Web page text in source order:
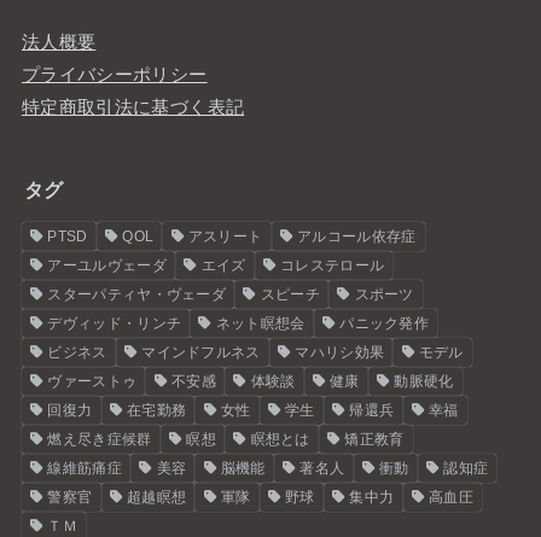
法人概要
プライバシーポリシー
特定商取引法に基づく表記
タグ
PTSD QOL アスリート
アルコール依存症
アーユルヴェーダ
エイズ
コレステロール
スターパティヤ・ヴェーダ
スピーチ
スポーツ
デヴィッド・リンチ
ネット瞑想会
パニック発作
ビジネス
マインドフルネス マハリシ効果
モデル
ヴァーストゥ
不安感 体験談 健康
動脈硬化
回復力
在宅勤務 女性 学生 帰還兵
幸福
燃え尽き症候群
瞑想 瞑想とは
矯正教育
線維筋痛症
美容 脳機能 著名人 衝動
認知症
警察官
超越瞑想 軍隊 野球 集中力
高血圧
ＴＭ